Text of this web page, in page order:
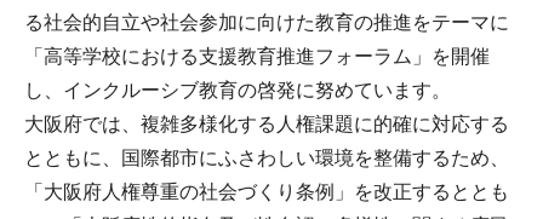
る社会的自立や社会参加に向けた教育の推進をテーマに
「高等学校における支援教育推進フォーラム」を開催
し、インクルーシブ教育の啓発に努めています。
大阪府では、複雑多様化する人権課題に的確に対応する
とともに、国際都市にふさわしい環境を整備するため、
「大阪府人権尊重の社会づくり条例」を改正するととも